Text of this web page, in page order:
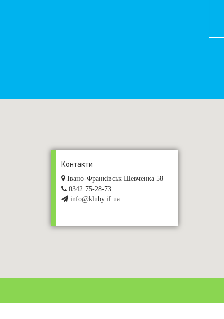
Контакти
Івано-Франківськ Шевченка 58
0342 75-28-73
info@kluby.if.ua